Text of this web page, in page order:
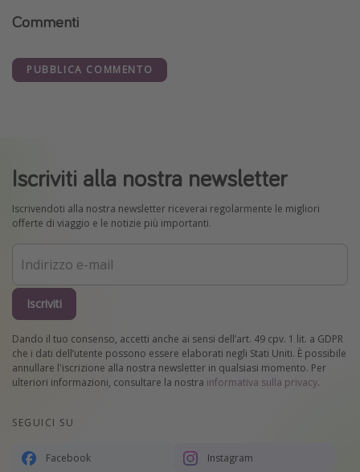
Commenti
PUBBLICA COMMENTO
Iscriviti alla nostra newsletter
Iscrivendoti alla nostra newsletter riceverai regolarmente le migliori
offerte di viaggio e le notizie più importanti.
Iscriviti
Dando il tuo consenso, accetti anche ai sensi dell’art. 49 cpv. 1 lit. a GDPR
che i dati dell’utente possono essere elaborati negli Stati Uniti. È possibile
annullare l'iscrizione alla nostra newsletter in qualsiasi momento. Per
ulteriori informazioni, consultare la nostra informativa sulla privacy.
SEGUICI SU
Facebook Instagram